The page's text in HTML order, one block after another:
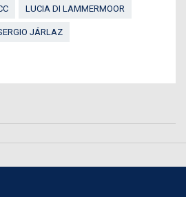
LUCIA DI LAMMERMOOR
JÁRLAZ